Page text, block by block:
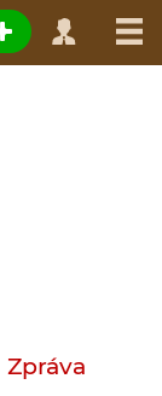
Zpráva